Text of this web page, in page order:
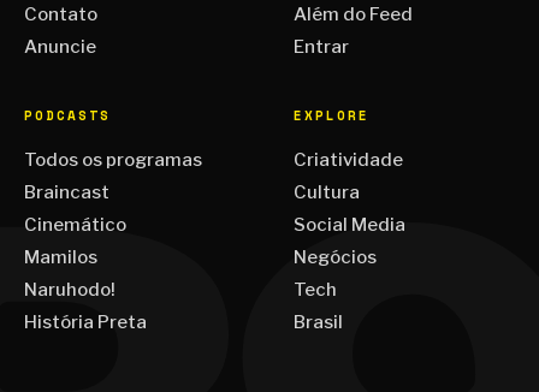
Contato
Anuncie
Além do Feed
Entrar
PODCASTS
Todos os programas
Braincast
Cinemático
Mamilos
Naruhodo!
História Preta
EXPLORE
Criatividade
Cultura
Social Media
Negócios
Tech
Brasil